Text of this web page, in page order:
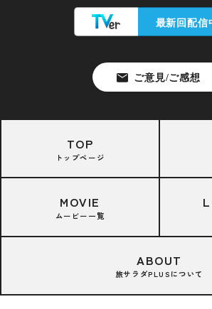
TOP
トップページ
MOVIE
ムービー一覧
ABOUT
旅サラダPLUSについて